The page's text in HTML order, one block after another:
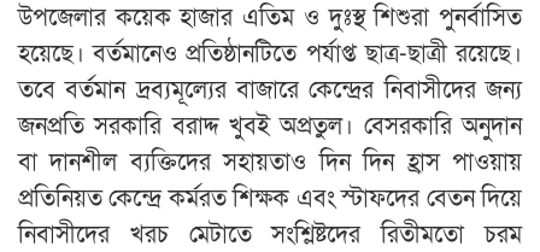
উপজেলার কয়েক হাজার এতিম ও দুঃস্থ শিশুরা পুনর্বাসিত
হয়েছে। বর্তমানেও প্রতিষ্ঠানটিতে পর্যাপ্ত ছাত্র-ছাত্রী রয়েছে।
তবে বর্তমান দ্রব্যমূল্যের বাজারে কেন্দ্রের নিবাসীদের জন্য
জনপ্রতি সরকারি বরাদ্দ খুবই অপ্রতুল। বেসরকারি অনুদান
বা দানশীল ব্যক্তিদের সহায়তাও দিন দিন হ্রাস পাওয়ায়
প্রতিনিয়ত কেন্দ্রে কর্মরত শিক্ষক এবং স্টাফদের বেতন দিয়ে
নিবাসীদের খরচ মেটাতে সংশ্লিষ্টদের রিতীমতো চরম